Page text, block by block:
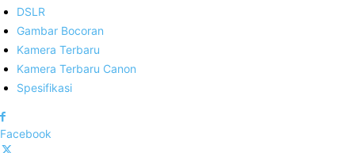
DSLR
Gambar Bocoran
Kamera Terbaru
Kamera Terbaru Canon
Spesifikasi
Facebook